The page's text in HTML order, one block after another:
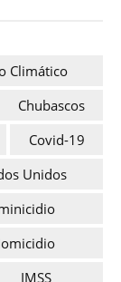
Climático
Chubascos
Covid-19
Unidos
IMSS